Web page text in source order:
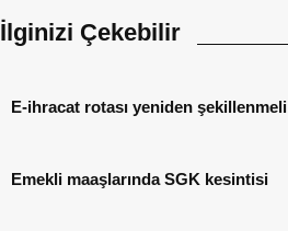
İlginizi Çekebilir
E-ihracat rotası yeniden şekillenmeli
Emekli maaşlarında SGK kesintisi